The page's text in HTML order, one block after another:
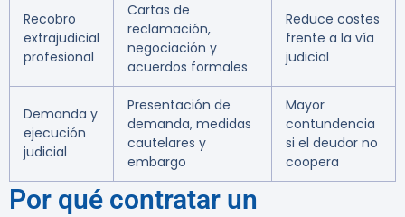
Recobro
extrajudicial
profesional
Cartas de
reclamación,
negociación y
acuerdos formales
Reduce costes
frente a la vía
judicial
Demanda y
ejecución
judicial
Presentación de
demanda, medidas
cautelares y
embargo
Mayor
contundencia
si el deudor no
coopera
Por qué contratar un